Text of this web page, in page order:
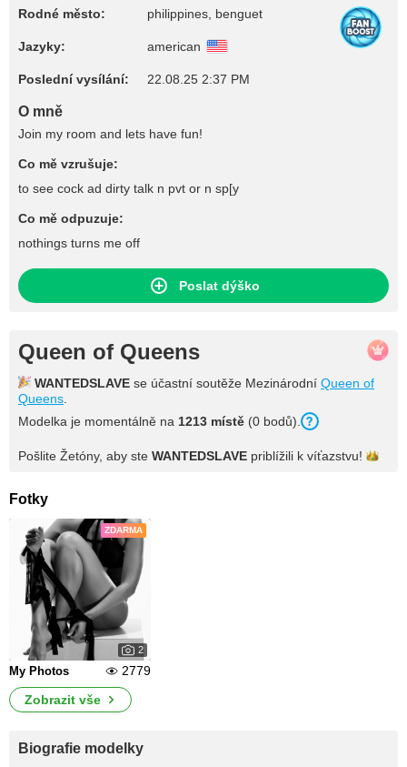
Rodné město: philippines, benguet
Jazyky: american
Poslední vysílání: 22.08.25 2:37 PM
O mně
Join my room and lets have fun!
Co mě vzrušuje:
to see cock ad dirty talk n pvt or n sp[y
Co mě odpuzuje:
nothings turns me off
Poslat dýško
Queen of Queens
WANTEDSLAVE se účastní soutěže Mezinárodní Queen of
Queens
Modelka je momentálně na 1213 místě (0 bodů).
Pošlite Žetóny, aby ste WANTEDSLAVE priblížili k víťazstvu!
Fotky
ZDARMA
2
My Photos
2779
Zobrazit vše
Biografie modelky